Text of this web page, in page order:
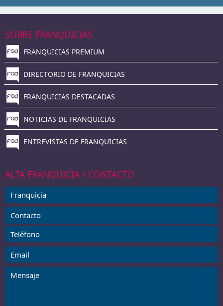
SOBRE FRANQUICIAS
FRANQUICIAS PREMIUM
DIRECTORIO DE FRANQUICIAS
FRANQUICIAS DESTACADAS
NOTICIAS DE FRANQUICIAS
ENTREVISTAS DE FRANQUICIAS
ALTA FRANQUICIA / CONTACTO